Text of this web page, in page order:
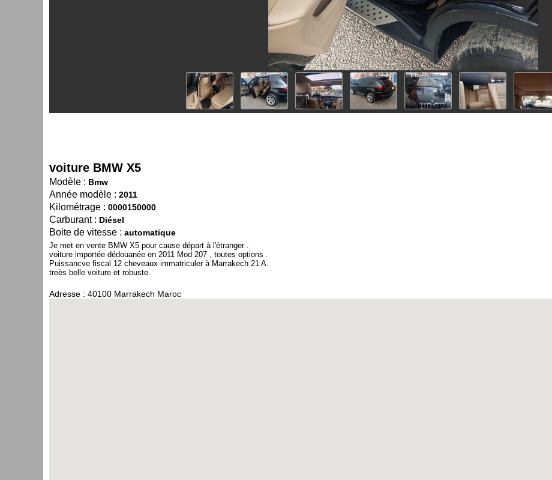
voiture BMW X5
Modèle : Bmw
Année modèle : 2011
Kilométrage : 0000150000
Carburant : Diésel
Boite de vitesse : automatique
Je met en vente BMW X5 pour cause départ à l'étranger .
voiture importée dédouanée en 2011 Mod 207 , toutes options .
Puissancve fiscal 12 cheveaux immatriculer à Marrakech 21 A.
treès belle voiture et robuste
Adresse : 40100 Marrakech Maroc